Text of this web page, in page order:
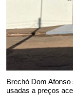
Brechó Dom
usadas a preços